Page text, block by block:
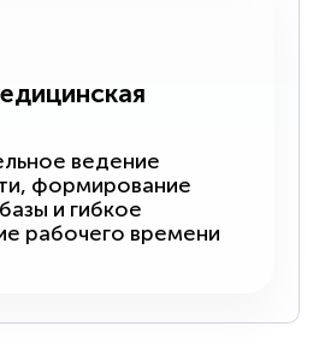
ведение
формирование
и гибкое
рабочего времени